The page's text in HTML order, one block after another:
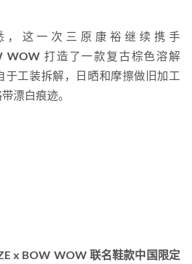
WOW 打造了一款复古棕色溶解
于工装拆解，日晒和摩擦做旧加工
漂白痕迹。
x BOW WOW 联名鞋款中国限定